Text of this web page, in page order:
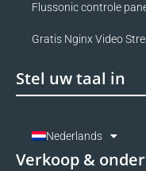
Flussonic controle
Gratis Nginx Video
Stel uw taal in
Nederlands
Verkoop &